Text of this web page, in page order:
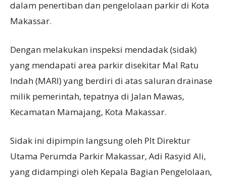
dalam penertiban dan pengelolaan parkir di Kota
Makassar.
Dengan melakukan inspeksi mendadak (sidak)
yang mendapati area parkir disekitar Mal Ratu
Indah (MARI) yang berdiri di atas saluran drainase
milik pemerintah, tepatnya di Jalan Mawas,
Kecamatan Mamajang, Kota Makassar.
Sidak ini dipimpin langsung oleh Plt Direktur
Utama Perumda Parkir Makassar, Adi Rasyid Ali,
yang didampingi oleh Kepala Bagian Pengelolaan,